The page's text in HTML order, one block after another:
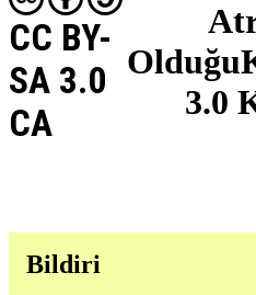
3.0
CC BY-
SA 3.0
CA
Bildiri